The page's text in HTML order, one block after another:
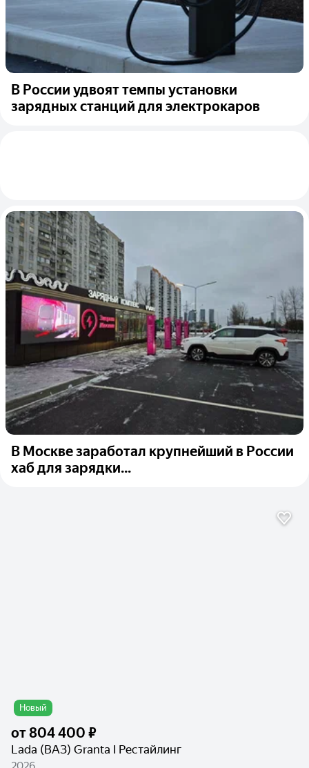
В России удвоят темпы установки
зарядных станций для электрокаров
В Москве заработал крупнейший в России
хаб для зарядки...
Новый
от804 400 ₽
Lada (ВАЗ) Granta I Рестайлинг